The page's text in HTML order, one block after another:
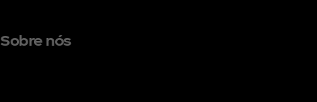
Sobre nós